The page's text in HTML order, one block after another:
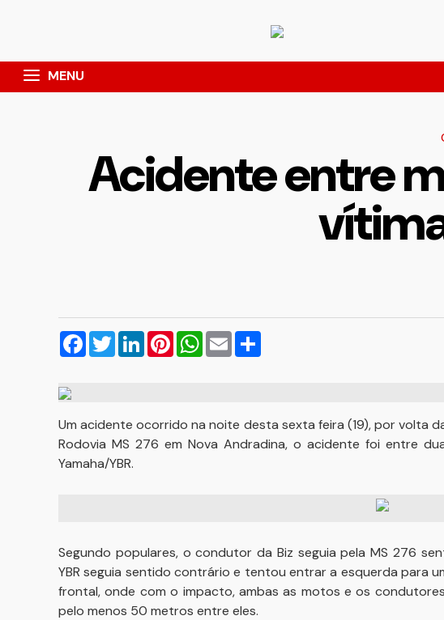
MENU
Acidente entre
Facebook
TwitterLinkedInPinterestWhatsApp
Email
Um acidente ocorrido na noite desta sexta feira (19), por volta
Rodovia MS 276 em Nova Andradina, o acidente foi entre
Yamaha/YBR.
Segundo populares, o condutor da Biz seguia pela MS 276
YBR seguia sentido contrário e tentou entrar a esquerda para
frontal, onde com o impacto, ambas as motos e os
pelo menos 50 metros entre eles.